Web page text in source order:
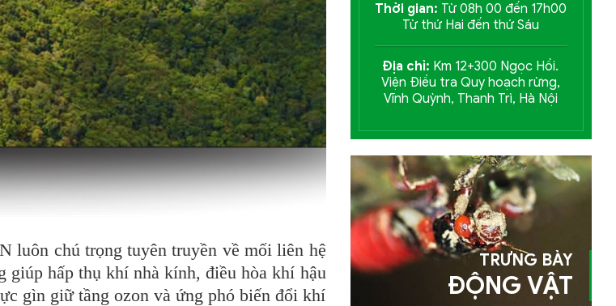
luôn chú trọng tuyên truyền về mối liên hệ
giúp hấp thụ khí nhà kính, điều hòa khí hậu
gìn giữ tầng ozon và ứng phó biến đổi khí
Thời gian: Từ 08h 00 đến 17h00
Từ thứ Hai đến thứ Sáu
Địa chỉ: Km 12+300 Ngọc Hồi.
Viện Điều tra Quy hoạch rừng,
Vĩnh Quỳnh, Thanh Trì, Hà Nội
TRƯNG BÀY
ĐỘNG VẬT